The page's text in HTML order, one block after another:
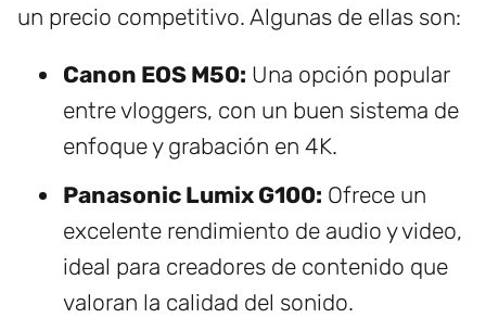
un precio competitivo. Algunas de ellas son:
Canon EOS M50: Una opción popular
entre vloggers, con un buen sistema de
enfoque y grabación en 4K.
Panasonic Lumix G100: Ofrece un
excelente rendimiento de audio y video,
ideal para creadores de contenido que
valoran la calidad del sonido.